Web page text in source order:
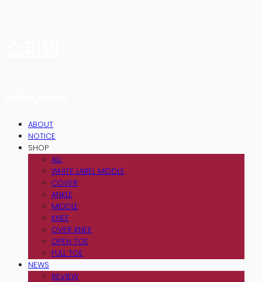
ABOUT
NOTICE
SHOP
ALL
WHITE LABEL MIDDLE
COVER
ANKLE
MIDDLE
KNEE
OVER KNEE
OPEN TOE
FULL TOE
NEWS
REVIEW